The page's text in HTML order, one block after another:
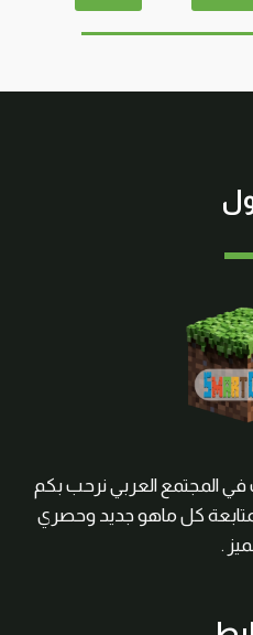
المجتمع العربي نرحب بكم
كل ماهو جديد وحصري
.